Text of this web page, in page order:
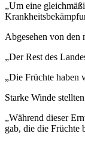
„Um eine
Abgesehen von den
„Der Rest des
„Die Früchte haben
Starke Winde
„Während dieser
gab, die die Früchte